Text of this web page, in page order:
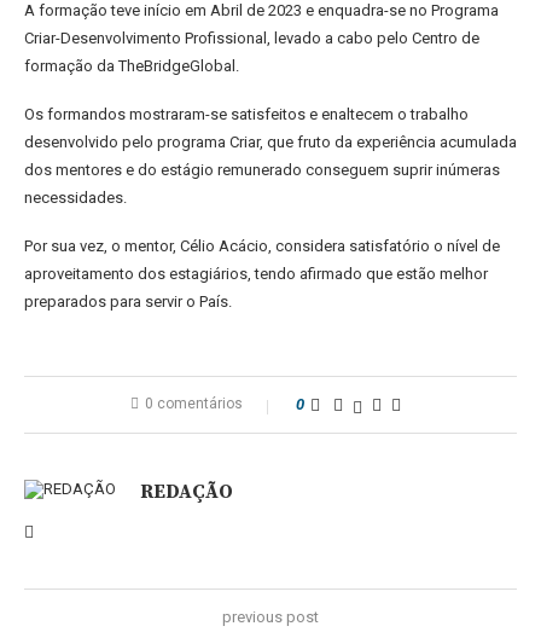
A formação teve início em Abril de 2023 e enquadra-se no Programa
Criar-Desenvolvimento Profissional, levado a cabo pelo Centro de
formação da TheBridgeGlobal.
Os formandos mostraram-se satisfeitos e enaltecem o trabalho
desenvolvido pelo programa Criar, que fruto da experiência acumulada
dos mentores e do estágio remunerado conseguem suprir inúmeras
necessidades.
Por sua vez, o mentor, Célio Acácio, considera satisfatório o nível de
aproveitamento dos estagiários, tendo afirmado que estão melhor
preparados para servir o País.
0 comentários 0
REDAÇÃO
previous post